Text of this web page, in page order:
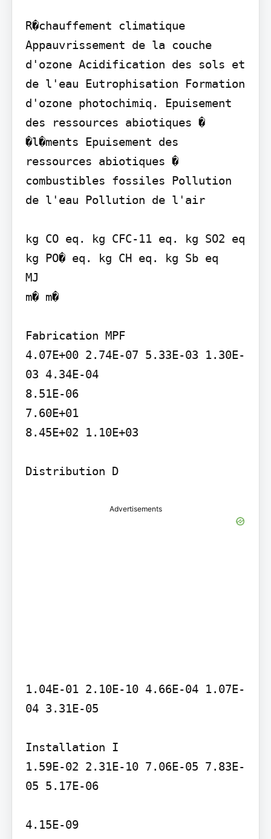
R�chauffement climatique
Appauvrissement de la couche
d'ozone Acidification des sols et
de l'eau Eutrophisation Formation
d'ozone photochimiq. Epuisement
des ressources abiotiques �
�l�ments Epuisement des
ressources abiotiques �
combustibles fossiles Pollution
de l'eau Pollution de l'air
kg CO eq. kg CFC-11 eq. kg SO2 eq
kg PO� eq. kg CH eq. kg Sb eq
MJ
m� m�
Fabrication MPF
4.07E+00 2.74E-07 5.33E-03 1.30E-
03 4.34E-04
8.51E-06
7.60E+01
8.45E+02 1.10E+03
Distribution D
Advertisements
1.04E-01 2.10E-10 4.66E-04 1.07E-
04 3.31E-05
Installation I
1.59E-02 2.31E-10 7.06E-05 7.83E-
05 5.17E-06
4.15E-09